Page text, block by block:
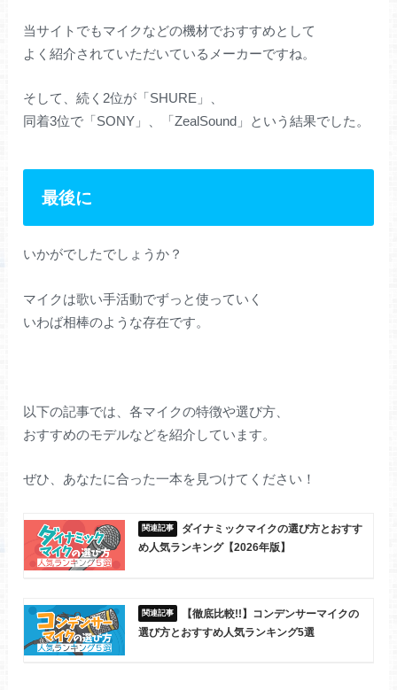
当サイトでもマイクなどの機材でおすすめとして
よく紹介されていただいているメーカーですね。
そして、続く2位が「SHURE」、
同着3位で「SONY」、「ZealSound」という結果でした。
最後に
いかがでしたでしょうか？
マイクは歌い手活動でずっと使っていく
いわば相棒のような存在です。
以下の記事では、各マイクの特徴や選び方、
おすすめのモデルなどを紹介しています。
ぜひ、あなたに合った一本を見つけてください！
ダイナミックマイクの選び方とおすす
め人気ランキング【2026年版】
【徹底比較!!】コンデンサーマイクの
選び方とおすすめ人気ランキング5選